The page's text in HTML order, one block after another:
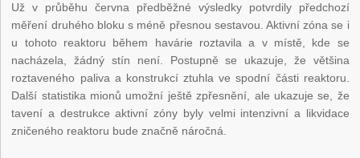
Už v průběhu června předběžné výsledky potvrdily předchozí
měření druhého bloku s méně přesnou sestavou. Aktivní zóna se i
u tohoto reaktoru během havárie roztavila a v místě, kde se
nacházela, žádný stín není. Postupně se ukazuje, že většina
roztaveného paliva a konstrukcí ztuhla ve spodní části reaktoru.
Další statistika mionů umožní ještě zpřesnění, ale ukazuje se, že
tavení a destrukce aktivní zóny byly velmi intenzivní a likvidace
zničeného reaktoru bude značně náročná.